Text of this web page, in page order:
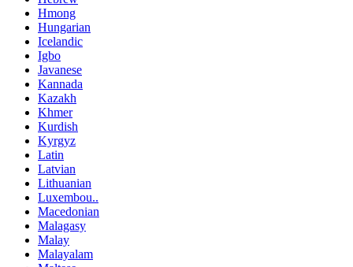
Hmong
Hungarian
Icelandic
Igbo
Javanese
Kannada
Kazakh
Khmer
Kurdish
Kyrgyz
Latin
Latvian
Lithuanian
Luxembou..
Macedonian
Malagasy
Malay
Malayalam